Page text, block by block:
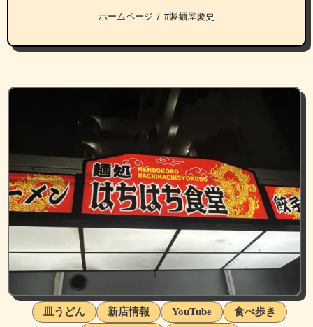
ホームページ #製麺屋慶史
皿うどん 新店情報 YouTube
食べ歩き